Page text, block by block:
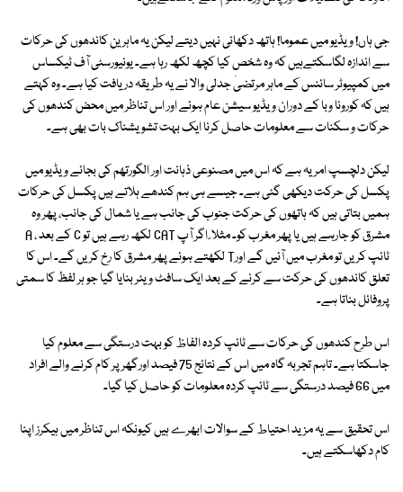
جی ہاں! ویڈیو میں عموما! ہاتھ دکھائی نہیں دیتے لیکن یہ ماہرین کاندھوں کی حرکات
سے اندازہ لگاسکتےہیں کہ وہ شخص کیا کچھ لکھ رہا ہے۔ یونیورسٹی آف ٹیکساس
میں کمپیوٹر سائنس کے ماہر مرتضیٰ جدلی والا نے یہ طریقہ دریافت کیا ہے۔ وہ کہتے
ہیں کہ کورونا وبا کے دوران ویڈیو سیشن عام ہوئے اور اس تناظر میں محض کندھوں کی
حرکات و سکنات سے معلومات حاصل کرنا ایک بہت تشویشناک بات بھی ہے۔
لیکن دلچسپ امر یہ ہے کہ اس میں مصنوعی ذہانت اور الگورتھم کی بجائے ویڈیو میں
پکسل کی حرکت دیکھی گئی ہے۔ جیسے ہی ہم کندھے ہلاتے ہیں پکسل کی حرکات
ہمیں بتاتی ہیں کہ ہاتھوں کی حرکت جنوب کی جانب ہے یا شمال کی جانب، پھر وہ
مشرق کو جارہے ہیں یا پھر مغرب کو۔ مثلا ً اگر آپ CAT لکھ رہے ہیں تو C کے بعد ، A
ٹائپ کریں تو مغرب میں آئیں گے اورT لکھتے ہوئے پھر مشرق کا رخ کریں گے۔ اس کا
تعلق کاندھوں کی حرکت سے کرنے کے بعد ایک سافٹ ویئر بنایا گیا جو ہر لفظ کا سمتی
پروفائل بناتا ہے۔
اس طرح کندھوں کی حرکات سے ٹائپ کردہ الفاظ کو بہت درستگی سے معلوم کیا
جاسکتا ہے۔ تاہم تجربہ گاہ میں اس کے نتائج 75 فیصد اورگھر پر کام کرنے والے افراد
میں 66 فیصد درستگی سے ٹائپ کردہ معلومات کو حاصل کیا گیا۔
اس تحقیق سے یہ مزید احتیاط کے سوالات ابھرے ہیں کیونکہ اس تناظر میں ہیکرز اپنا
کام دکھاسکتے ہیں۔